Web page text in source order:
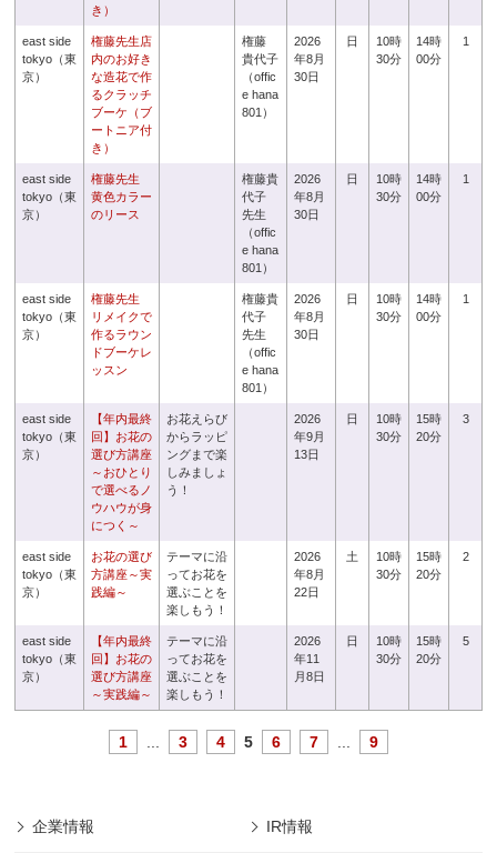
き）
east side
tokyo（東
京）
権藤先生店
内のお好き
な造花で作
るクラッチ
ブーケ（ブ
ートニア付
き）
権藤
貴代子
（offic
e hana
801）
2026
年8月
30日
日
10時
30分
14時
00分
1
east side
tokyo（東
京）
権藤先生
黄色カラー
のリース
権藤貴
代子
先生
（offic
e hana
801）
2026
年8月
30日
日
10時
30分
14時
00分
1
east side
tokyo（東
京）
権藤先生
リメイクで
作るラウン
ドブーケレ
ッスン
権藤貴
代子
先生
（offic
e hana
801）
2026
年8月
30日
日
10時
30分
14時
00分
1
east side
tokyo（東
京）
【年内最終
回】お花の
選び方講座
～おひとり
で選べるノ
ウハウが身
につく～
お花えらび
からラッピ
ングまで楽
しみましょ
う！
2026
年9月
13日
日
10時
30分
15時
20分
3
east side
tokyo（東
京）
お花の選び
方講座～実
践編～
テーマに沿
ってお花を
選ぶことを
楽しもう！
2026
年8月
22日
土
10時
30分
15時
20分
2
east side
tokyo（東
京）
【年内最終
回】お花の
選び方講座
～実践編～
テーマに沿
ってお花を
選ぶことを
楽しもう！
2026
年11
月8日
日
10時
30分
15時
20分
5
1 3 4 5 6 7 9
企業情報 IR情報